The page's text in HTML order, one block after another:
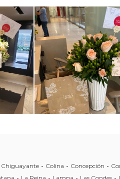
Chiguayante - Colina - Concepción -